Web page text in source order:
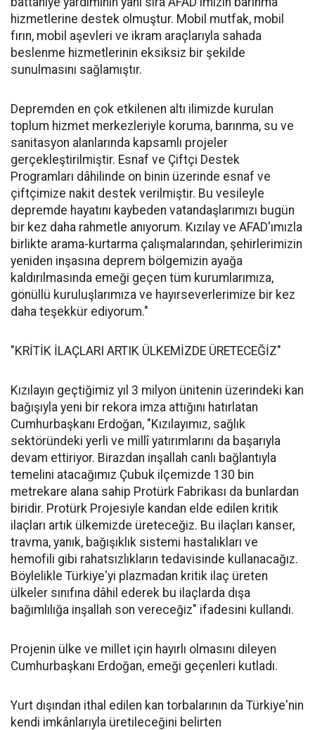
hizmetlerine destek olmuştur. Mobil mutfak, mobil
fırın, mobil aşevleri ve ikram araçlarıyla sahada
beslenme hizmetlerinin eksiksiz bir şekilde
sunulmasını sağlamıştır.
Depremden en çok etkilenen altı ilimizde kurulan
toplum hizmet merkezleriyle koruma, barınma, su ve
sanitasyon alanlarında kapsamlı projeler
gerçekleştirilmiştir. Esnaf ve Çiftçi Destek
Programları dâhilinde on binin üzerinde esnaf ve
çiftçimize nakit destek verilmiştir. Bu vesileyle
depremde hayatını kaybeden vatandaşlarımızı bugün
bir kez daha rahmetle anıyorum. Kızılay ve AFAD'ımızla
birlikte arama-kurtarma çalışmalarından, şehirlerimizin
yeniden inşasına deprem bölgemizin ayağa
kaldırılmasında emeği geçen tüm kurumlarımıza,
gönüllü kuruluşlarımıza ve hayırseverlerimize bir kez
daha teşekkür ediyorum."
"KRİTİK İLAÇLARI ARTIK ÜLKEMİZDE ÜRETECEĞİZ"
Kızılayın geçtiğimiz yıl 3 milyon ünitenin üzerindeki kan
bağışıyla yeni bir rekora imza attığını hatırlatan
Cumhurbaşkanı Erdoğan, "Kızılayımız, sağlık
sektöründeki yerli ve millî yatırımlarını da başarıyla
devam ettiriyor. Birazdan inşallah canlı bağlantıyla
temelini atacağımız Çubuk ilçemizde 130 bin
metrekare alana sahip Protürk Fabrikası da bunlardan
biridir. Protürk Projesiyle kandan elde edilen kritik
ilaçları artık ülkemizde üreteceğiz. Bu ilaçları kanser,
travma, yanık, bağışıklık sistemi hastalıkları ve
hemofili gibi rahatsızlıkların tedavisinde kullanacağız.
Böylelikle Türkiye'yi plazmadan kritik ilaç üreten
ülkeler sınıfına dâhil ederek bu ilaçlarda dışa
bağımlılığa inşallah son vereceğiz" ifadesini kullandı.
Projenin ülke ve millet için hayırlı olmasını dileyen
Cumhurbaşkanı Erdoğan, emeği geçenleri kutladı.
Yurt dışından ithal edilen kan torbalarının da Türkiye'nin
kendi imkânlarıyla üretileceğini belirten